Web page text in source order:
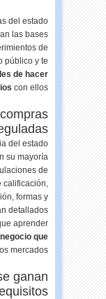
del estado
las bases
de
público y te
de hacer
con ellos.
del estado
su mayoría
de
formas y
detallados
aprender
que
mercados.
ganan